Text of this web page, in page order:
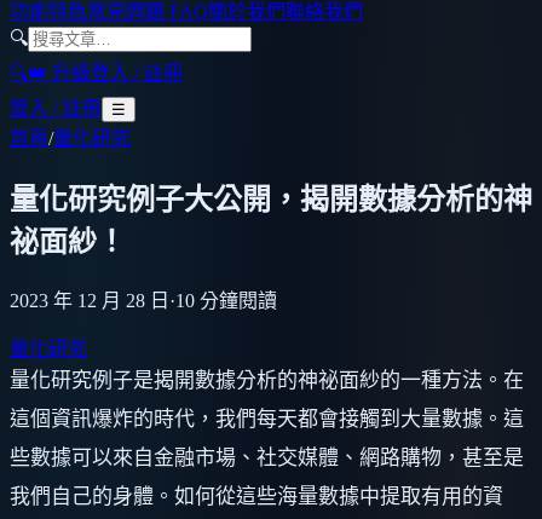
功能特色常見問題 FAQ關於我們聯絡我們
🔍
🔍👑 升級登入 / 註冊
登入 / 註冊 ☰
首頁/量化研究
量化研究例子大公開，揭開數據分析的神
祕面紗！
2023 年 12 月 28 日 ·10 分鐘閱讀
量化研究
量化研究例子是揭開數據分析的神祕面紗的一種方法。在
這個資訊爆炸的時代，我們每天都會接觸到大量數據。這
些數據可以來自金融市場、社交媒體、網路購物，甚至是
我們自己的身體。如何從這些海量數據中提取有用的資